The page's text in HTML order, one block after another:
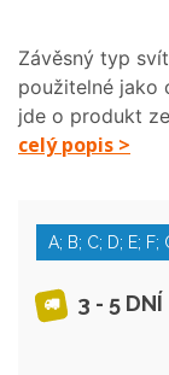
Závěsný typ
použitelné jako
jde o produkt
celý popis >
A; B; C; D; E; F;
3 - 5 DNÍ